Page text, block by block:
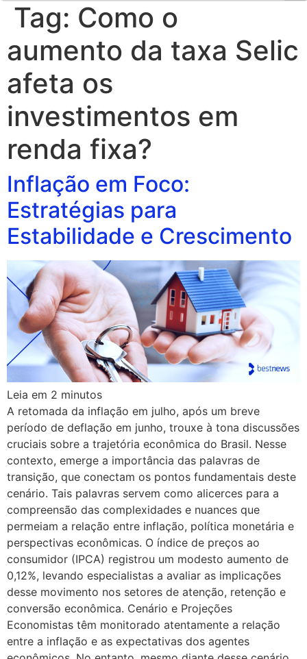
Tag: Como o
aumento da taxa Selic
afeta os
investimentos em
renda fixa?
Inflação em Foco:
Estratégias para
Estabilidade e Crescimento
Leia em 2 minutos
A retomada da inflação em julho, após um breve
período de deflação em junho, trouxe à tona discussões
cruciais sobre a trajetória econômica do Brasil. Nesse
contexto, emerge a importância das palavras de
transição, que conectam os pontos fundamentais deste
cenário. Tais palavras servem como alicerces para a
compreensão das complexidades e nuances que
permeiam a relação entre inflação, política monetária e
perspectivas econômicas. O índice de preços ao
consumidor (IPCA) registrou um modesto aumento de
0,12%, levando especialistas a avaliar as implicações
desse movimento nos setores de atenção, retenção e
conversão econômica. Cenário e Projeções
Economistas têm monitorado atentamente a relação
entre a inflação e as expectativas dos agentes